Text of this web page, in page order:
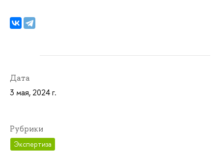
Дата
3 мая, 2024 г.
Рубрики
Экспертиза